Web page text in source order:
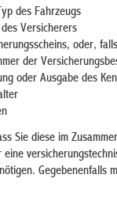
des Fahrzeugs
Versicherers
oder,
der
oder Ausgabe des
Sie diese im
eine
Gegebenenfalls